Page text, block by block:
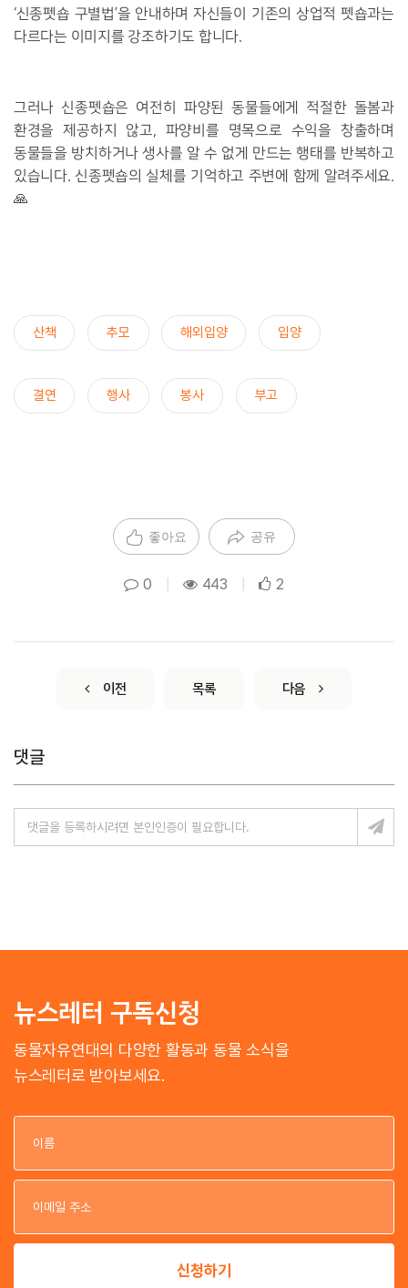
‘신종펫숍 구별법’을 안내하며 자신들이 기존의 상업적 펫숍과는
다르다는 이미지를 강조하기도 합니다.
그러나 신종펫숍은 여전히 파양된 동물들에게 적절한 돌봄과
환경을 제공하지 않고, 파양비를 명목으로 수익을 창출하며
동물들을 방치하거나 생사를 알 수 없게 만드는 행태를 반복하고
있습니다. 신종펫숍의 실체를 기억하고 주변에 함께 알려주세요.
🙏
산책 추모 해외입양 입양
결연 행사 봉사 부고
좋아요 공유
0 443 2
이전 목록 다음
댓글
뉴스레터 구독신청
동물자유연대의 다양한 활동과 동물 소식을
뉴스레터로 받아보세요.
이
이
신청하기